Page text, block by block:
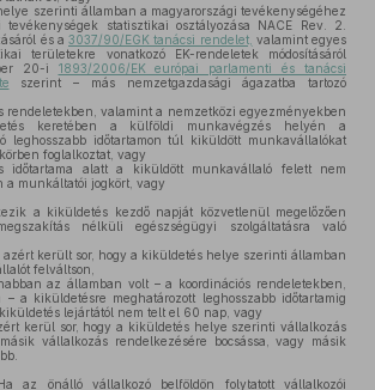
szerinti államban a magyarországi tevékenységéhez
statisztikai osztályozása NACE Rev. 2.
és a 3037/90/EGK tanácsi rendelet, valamint egyes
területekre vonatkozó EK-rendeletek módosításáról
20-i 1893/2006/EK európai parlamenti és tanácsi
szerint – más nemzetgazdasági ágazatba tartozó
rendeletekben, valamint a nemzetközi egyezményekben
keretében a külföldi munkavégzés helyén a
leghosszabb időtartamon túl kiküldött munkavállalókat
foglalkoztat, vagy
időtartama alatt a kiküldött munkavállaló felett nem
a munkáltatói jogkört, vagy
a kiküldetés kezdő napját közvetlenül megelőzően
nélküli egészségügyi szolgáltatásra való
azért került sor, hogy a kiküldetés helye szerinti államban
felváltson,
az államban volt – a koordinációs rendeletekben,
a kiküldetésre meghatározott leghosszabb időtartamig
lejártától nem telt el 60 nap, vagy
kerül sor, hogy a kiküldetés helye szerinti vállalkozás
vállalkozás rendelkezésére bocsássa, vagy másik
az önálló vállalkozó belföldön folytatott vállalkozói